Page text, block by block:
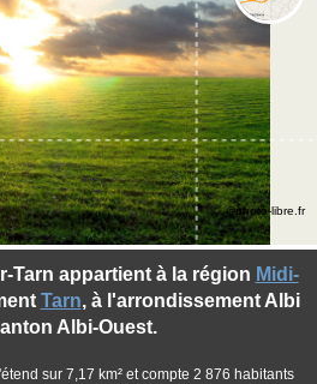
Tarn appartient à la région Midi-
Tarn, à l'arrondissement Albi
Albi-Ouest.
sur 7,17 km² et compte 2 876 habitants
©photo-libre.fr